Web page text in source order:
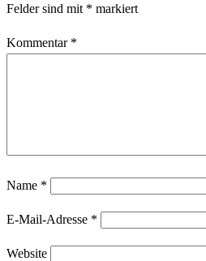
Felder sind mit * markiert
Kommentar *
Name *
E-Mail-Adresse *
Website